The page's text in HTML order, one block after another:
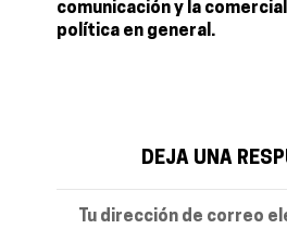
comunicación y la
política en general.
DEJA UNA
Tu dirección de correo